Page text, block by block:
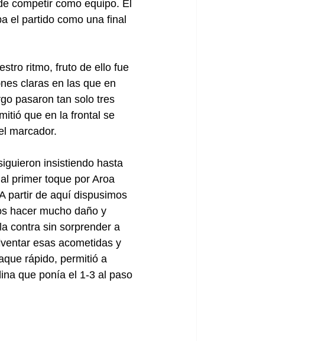
competir como equipo. El
el partido como una final
ritmo, fruto de ello fue
claras en las que en
pasaron tan solo tres
que en la frontal se
marcador.
insistiendo hasta
primer toque por Aroa
partir de aquí dispusimos
hacer mucho daño y
contra sin sorprender a
esas acometidas y
rápido, permitió a
que ponía el 1-3 al paso